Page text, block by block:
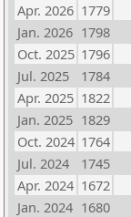
Apr. 2026 1779
Jan. 2026 1798
Oct. 2025 1796
Jul. 2025
1784
Apr. 2025 1822
Jan. 2025 1829
Oct. 2024 1764
Jul. 2024
1745
Apr. 2024 1672
Jan. 2024 1680